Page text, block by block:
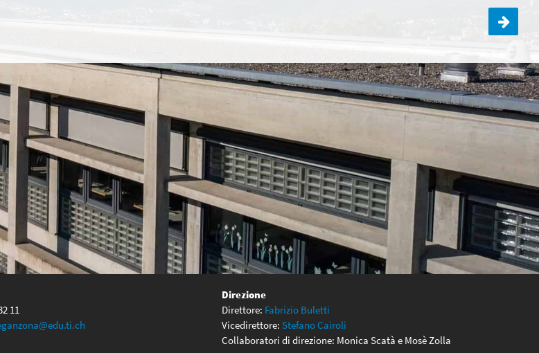
11
Direzione
Direttore: Fabrizio Buletti
Vicedirettore: Stefano Cairoli
Collaboratori di direzione: Monica Scatà e Mosè Zolla